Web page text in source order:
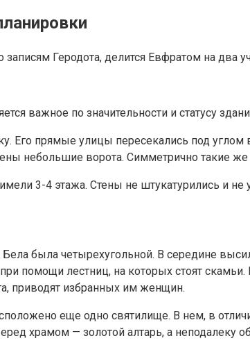
записям Геродота, делится Евфратом на два
важное по значительности и статусу
Его прямые улицы пересекались под углом
небольшие ворота. Симметрично такие
3-4 этажа. Стены не штукатурились и не
Бела была четырехугольной. В середине
помощи лестниц, на которых стоят
приводят избранных им женщин.
еще одно святилище. В нем, в
храмом — золотой алтарь, а